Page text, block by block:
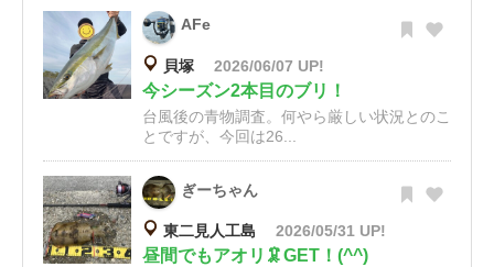
AFe
貝塚 2026/06/07 UP!
今シーズン2本目のブリ！
台風後の青物調査。何やら厳しい状況とのこ
とですが、今回は26...
ぎーちゃん
東二見人工島 2026/05/31 UP!
昼間でもアオリ🦑GET！(^^)